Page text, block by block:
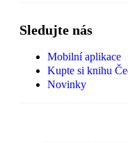
Sledujte nás
Mobilní aplikace
Kupte si knihu
Novinky